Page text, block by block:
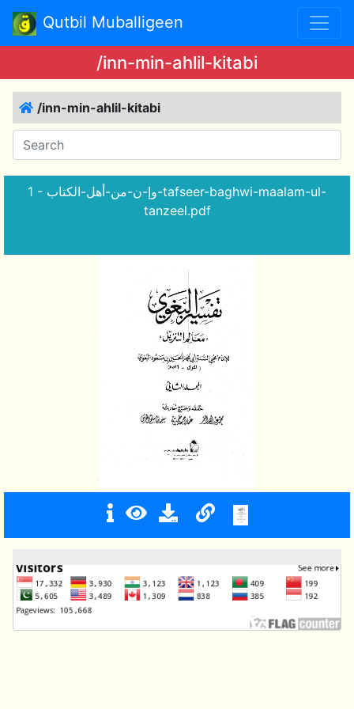
Qutbil Muballigeen
/inn-min-ahlil-kitabi
/inn-min-ahlil-kitabi
1 - وإ-ن-من-أهل-الكتاب-tafseer-baghwi-maalam-ul-
tanzeel.pdf